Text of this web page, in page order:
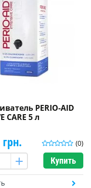
PERIO-AID
CARE 5 л
(0)
Купить